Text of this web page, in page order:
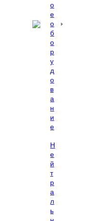
о
е
о
б
о
р
у
д
о
в
а
н
и
е
Н
е
й
т
р
а
л
ь